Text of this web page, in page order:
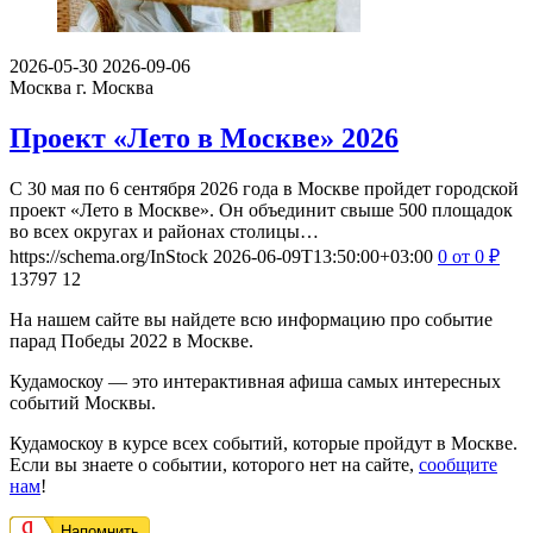
2026-05-30 2026-09-06
Москва г. Москва
Проект «Лето в Москве» 2026
С 30 мая по 6 сентября 2026 года в Москве пройдет городской
проект «Лето в Москве». Он объединит свыше 500 площадок
во всех округах и районах столицы…
https://schema.org/InStock 2026-06-09T13:50:00+03:00 0 от 0 ₽
13797 12
На нашем сайте вы найдете всю информацию про событие
парад Победы 2022 в Москве.
Кудамоскоу — это интерактивная афиша самых интересных
событий Москвы.
Кудамоскоу в курсе всех событий, которые пройдут в Москве.
Если вы знаете о событии, которого нет на сайте, сообщите
нам!